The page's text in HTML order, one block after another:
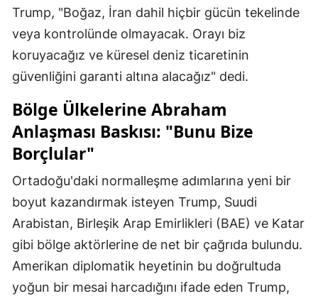
Trump, "Boğaz, İran dahil hiçbir gücün tekelinde
veya kontrolünde olmayacak. Orayı biz
koruyacağız ve küresel deniz ticaretinin
güvenliğini garanti altına alacağız" dedi.
Bölge Ülkelerine Abraham
Anlaşması Baskısı: "Bunu Bize
Borçlular"
Ortadoğu'daki normalleşme adımlarına yeni bir
boyut kazandırmak isteyen Trump, Suudi
Arabistan, Birleşik Arap Emirlikleri (BAE) ve Katar
gibi bölge aktörlerine de net bir çağrıda bulundu.
Amerikan diplomatik heyetinin bu doğrultuda
yoğun bir mesai harcadığını ifade eden Trump,